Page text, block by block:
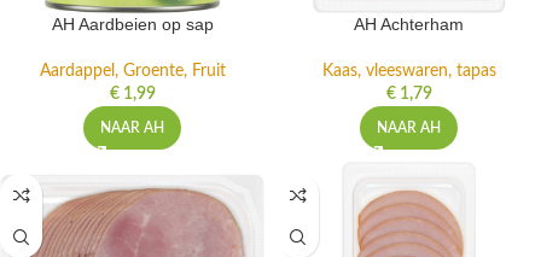
AH Aardbeien op sap
Aardappel, Groente, Fruit
€1,99
NAAR AH
AH Achterham
Kaas, vleeswaren, tapas
€1,79
NAAR AH